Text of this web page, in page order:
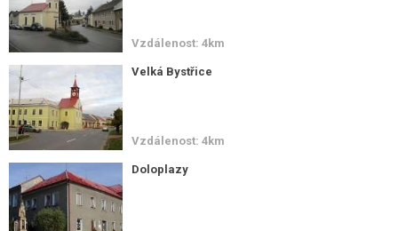
Vzdálenost: 4km
Velká Bystřice
Vzdálenost: 4km
Doloplazy